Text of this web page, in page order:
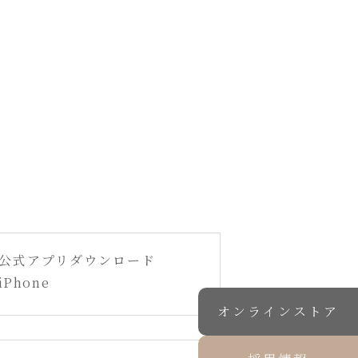
オンラインストア
式アプリダウンロード